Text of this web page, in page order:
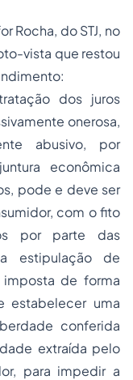
Rocha, do STJ, no
vista que restou
dos juros
onerosa,
abusivo, por
econômica
pode e deve ser
com o fito
por parte das
estipulação de
de forma
estabelecer uma
conferida
extraída pelo
para impedir a